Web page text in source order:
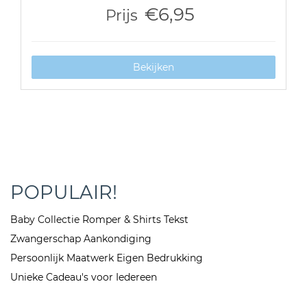
Prijs €6,95
Bekijken
POPULAIR!
Baby Collectie Romper & Shirts Tekst
Zwangerschap Aankondiging
Persoonlijk Maatwerk Eigen Bedrukking
Unieke Cadeau's voor Iedereen